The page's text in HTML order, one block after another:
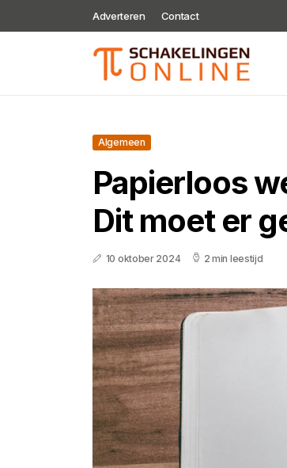
Adverteren Contact
Algemeen
Papierloos
Dit moet er
10 oktober 2024 2 min leestijd